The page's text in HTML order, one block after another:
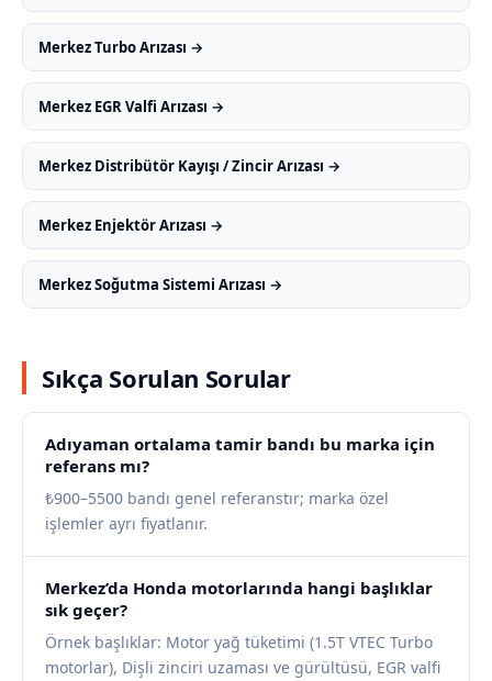
Merkez Turbo Arızası →
Merkez EGR Valfi Arızası →
Merkez Distribütör Kayışı / Zincir Arızası →
Merkez Enjektör Arızası →
Merkez Soğutma Sistemi Arızası →
Sıkça Sorulan Sorular
Adıyaman ortalama tamir bandı bu marka için
referans mı?
₺900–5500 bandı genel referanstır; marka özel
işlemler ayrı fiyatlanır.
Merkez’da Honda motorlarında hangi başlıklar
sık geçer?
Örnek başlıklar: Motor yağ tüketimi (1.5T VTEC Turbo
motorlar), Dişli zinciri uzaması ve gürültüsü, EGR valfi